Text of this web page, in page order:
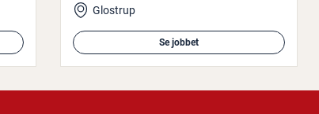
Glostrup
Se jobbet